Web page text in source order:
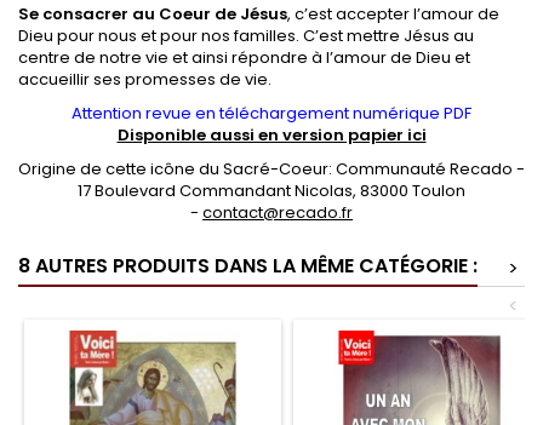
Se consacrer au Coeur de Jésus, c’est accepter l’amour de
Dieu pour nous et pour nos familles. C’est mettre Jésus au
centre de notre vie et ainsi répondre à l’amour de Dieu et
accueillir ses promesses de vie.
Attention revue en téléchargement numérique PDF
Disponible aussi en version papier ici
Origine de cette icône du Sacré-Coeur: Communauté Recado -
17 Boulevard Commandant Nicolas, 83000 Toulon
- contact@recado.fr
8 AUTRES PRODUITS DANS LA MÊME CATÉGORIE :
>
<